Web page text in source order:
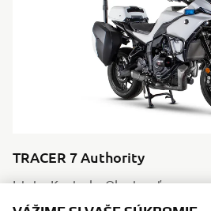
TRACER 7 Authority
Istota. Kontrola. Obratnosť.
ČÍTAŤ VIAC